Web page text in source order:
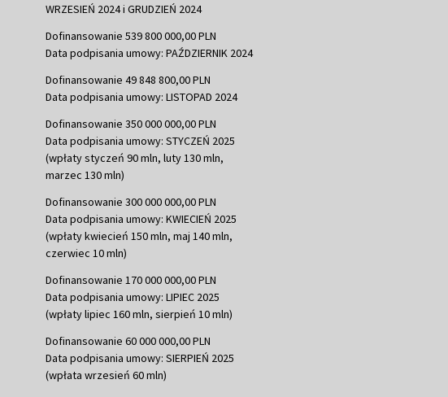
WRZESIEŃ 2024 i GRUDZIEŃ 2024
Dofinansowanie 539 800 000,00 PLN
Data podpisania umowy: PAŹDZIERNIK 2024
Dofinansowanie 49 848 800,00 PLN
Data podpisania umowy: LISTOPAD 2024
Dofinansowanie 350 000 000,00 PLN
Data podpisania umowy: STYCZEŃ 2025
(wpłaty styczeń 90 mln, luty 130 mln,
marzec 130 mln)
Dofinansowanie 300 000 000,00 PLN
Data podpisania umowy: KWIECIEŃ 2025
(wpłaty kwiecień 150 mln, maj 140 mln,
czerwiec 10 mln)
Dofinansowanie 170 000 000,00 PLN
Data podpisania umowy: LIPIEC 2025
(wpłaty lipiec 160 mln, sierpień 10 mln)
Dofinansowanie 60 000 000,00 PLN
Data podpisania umowy: SIERPIEŃ 2025
(wpłata wrzesień 60 mln)